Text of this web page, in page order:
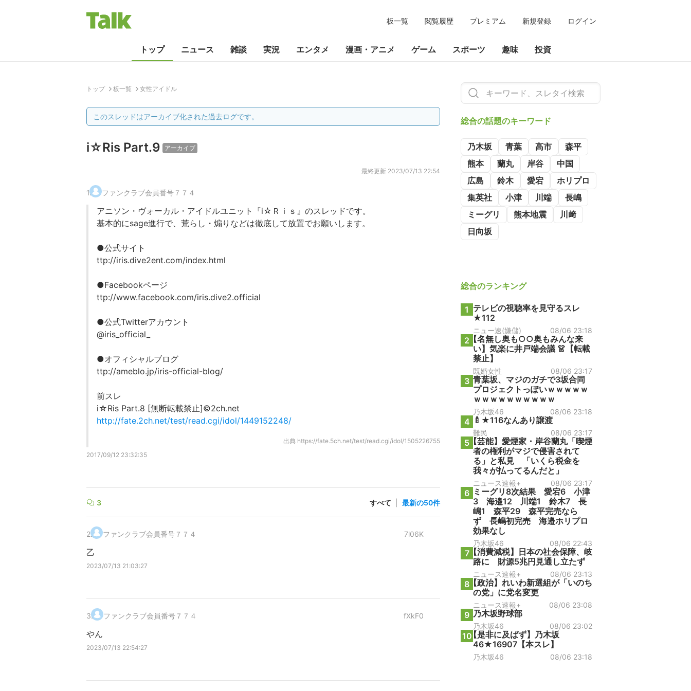
板一覧 閲覧履歴 プレミアム 新規登録 ログイン
トップ ニュース 雑談 実況 エンタメ 漫画・アニメ ゲーム スポーツ 趣味 投資
トップ 板一覧 女性アイドル
このスレッドはアーカイブ化された過去ログです。
i☆Ris Part.9 アーカイブ
最終更新 2023/07/13 22:54
1. ファンクラブ会員番号７７４
アニソン・ヴォーカル・アイドルユニット『i☆Ｒｉｓ』のスレッドです。
基本的にsage進行で、荒らし・煽りなどは徹底して放置でお願いします。
●公式サイト
ttp://iris.dive2ent.com/index.html
●Facebookページ
ttp://www.facebook.com/iris.dive2.official
●公式Twitterアカウント
@iris_official_
●オフィシャルブログ
ttp://ameblo.jp/iris-official-blog/
前スレ
i☆Ris Part.8 [無断転載禁止]©2ch.net
http://fate.2ch.net/test/read.cgi/idol/1449152248/
出典 https://fate.5ch.net/test/read.cgi/idol/1505226755
2017/09/12 23:32:35
3 すべて 最新の50件
2. ファンクラブ会員番号７７４ 7l06K
乙
2023/07/13 21:03:27
3. ファンクラブ会員番号７７４ fXkF0
やん
2023/07/13 22:54:27
総合の話題のキーワード
乃木坂 青葉 高市
森平
熊本
蘭丸 岸谷
中国
広島
鈴木 愛宕
ホリプロ
集英社
小津 川端
長嶋
ミーグリ
熊本地震
川﨑
日向坂
総合のランキング
1 テレビの視聴率を見守るスレ
★112
ニュー速(嫌儲) 08/06 23:18
2 【名無し奥も○○奥もみんな来
い】気楽に井戸端会議 👗【転載
禁止】
既婚女性 08/06 23:17
3 青葉坂、マジのガチで3坂合同
プロジェクトっぽいｗｗｗｗｗ
ｗｗｗｗｗｗｗｗｗｗ
乃木坂46 08/06 23:18
4 🍼★116なんあり譲渡
難民 08/06 23:17
5【芸能】愛煙家・岸谷蘭丸「喫煙
者の権利がマジで侵害されて
る」と私見 「いくら税金を
我々が払ってるんだと」
ニュース速報+ 08/06 23:17
6 ミーグリ8次結果 愛宕6 小津
3 海邉12 川端1 鈴木7 長
嶋1 森平29 森平完売なら
ず 長嶋初完売 海邉ホリプロ
効果なし
乃木坂46 08/06 22:43
7【消費減税】日本の社会保障、岐
路に 財源5兆円見通し立たず
ニュース速報+ 08/06 23:13
8【政治】れいわ新選組が「いのち
の党」に党名変更
ニュース速報+ 08/06 23:08
9 乃木坂野球部
乃木坂46 08/06 23:02
10【是非に及ばず】乃木坂
46★16907【本スレ】
乃木坂46 08/06 23:18